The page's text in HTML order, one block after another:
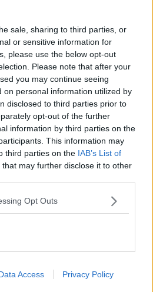
sale, sharing to third parties, or
or sensitive information for
please use the below opt-out
Please note that after your
you may continue seeing
on personal information utilized by
disclosed to third parties prior to
opt-out of the further
information by third parties on the
This information may
third parties on the IAB’s List of
that may further disclose it to other
Opt Outs
Access Privacy Policy
la luna
felici